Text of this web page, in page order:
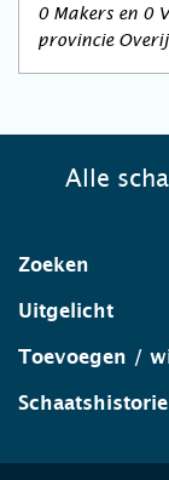
0 Makers en 0
provincie
Alle
Zoeken
Uitgelicht
Toevoegen /
Schaatshistorie